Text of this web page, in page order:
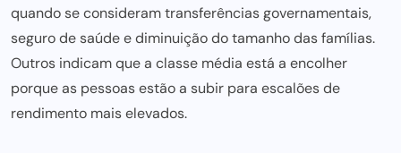
quando se consideram transferências governamentais,
seguro de saúde e diminuição do tamanho das famílias.
Outros indicam que a classe média está a encolher
porque as pessoas estão a subir para escalões de
rendimento mais elevados.